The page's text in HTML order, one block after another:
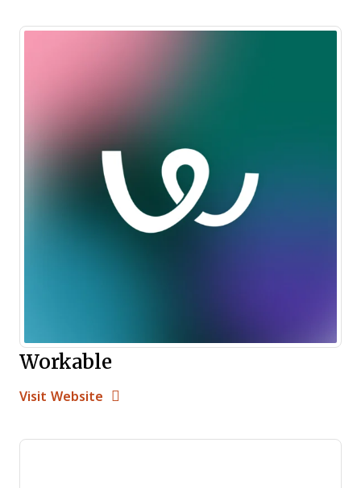
Workable
Visit Website Opens New Window